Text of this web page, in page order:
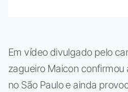
Em vídeo divulgado pelo
zagueiro Maicon confirmou
no São Paulo e ainda